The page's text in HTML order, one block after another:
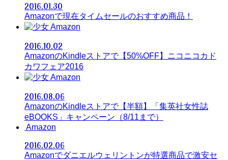
2016.01.30
Amazonで現在タイムセールのおすすめ商品！
Amazon
2016.10.02
AmazonのKindleストアで【50%OFF】ニコニコカド
カワフェア2016
Amazon
2016.08.06
AmazonのKindleストアで【半額】「集英社女性誌
eBOOKS」キャンペーン（8/11まで）
Amazon
2016.02.06
Amazonでダニエルウェリントンが特選商品で激安セ